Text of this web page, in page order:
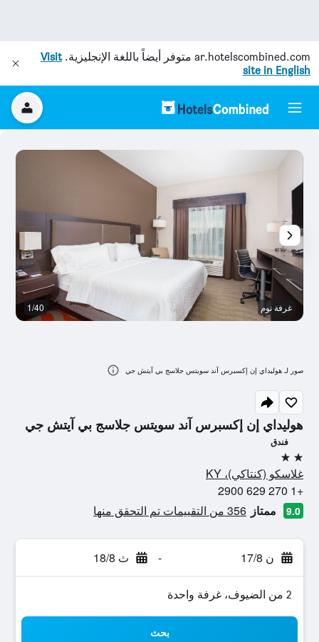
ar.hotelscombined.com متوفر أيضاً باللغة الإنجليزية.Visit
site in English
هوليداي إن إكسبرس آند سويتس جلاسج بي آيتش جي
فندق
2 نجمتين
غلاسكو (كنتاكي)، KY
+1 270 629 2900
9.0 ممتاز 356 من التقييمات تم التحقق منها
ن 17/8 - ث 18/8
2 من الضيوف، غرفة واحدة
بحث
غرفة نوم 1/40
صور لـ هوليداي إن إكسبرس آند سويتس جلاسج بي آيتش جي